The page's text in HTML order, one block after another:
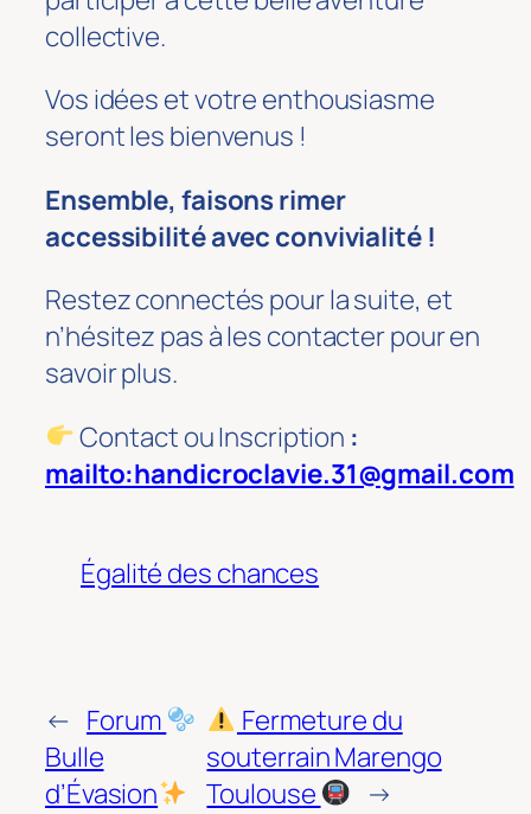
collective.
Vos idées et votre enthousiasme
seront les bienvenus !
Ensemble, faisons rimer
accessibilité avec convivialité !
Restez connectés pour la suite, et
n’hésitez pas à les contacter pour en
savoir plus.
Contact ou Inscription :
mailto:handicroclavie.31@gmail.com
Égalité des chances
← Forum
Bulle
d’Évasion
Fermeture du
souterrain Marengo
Toulouse
→